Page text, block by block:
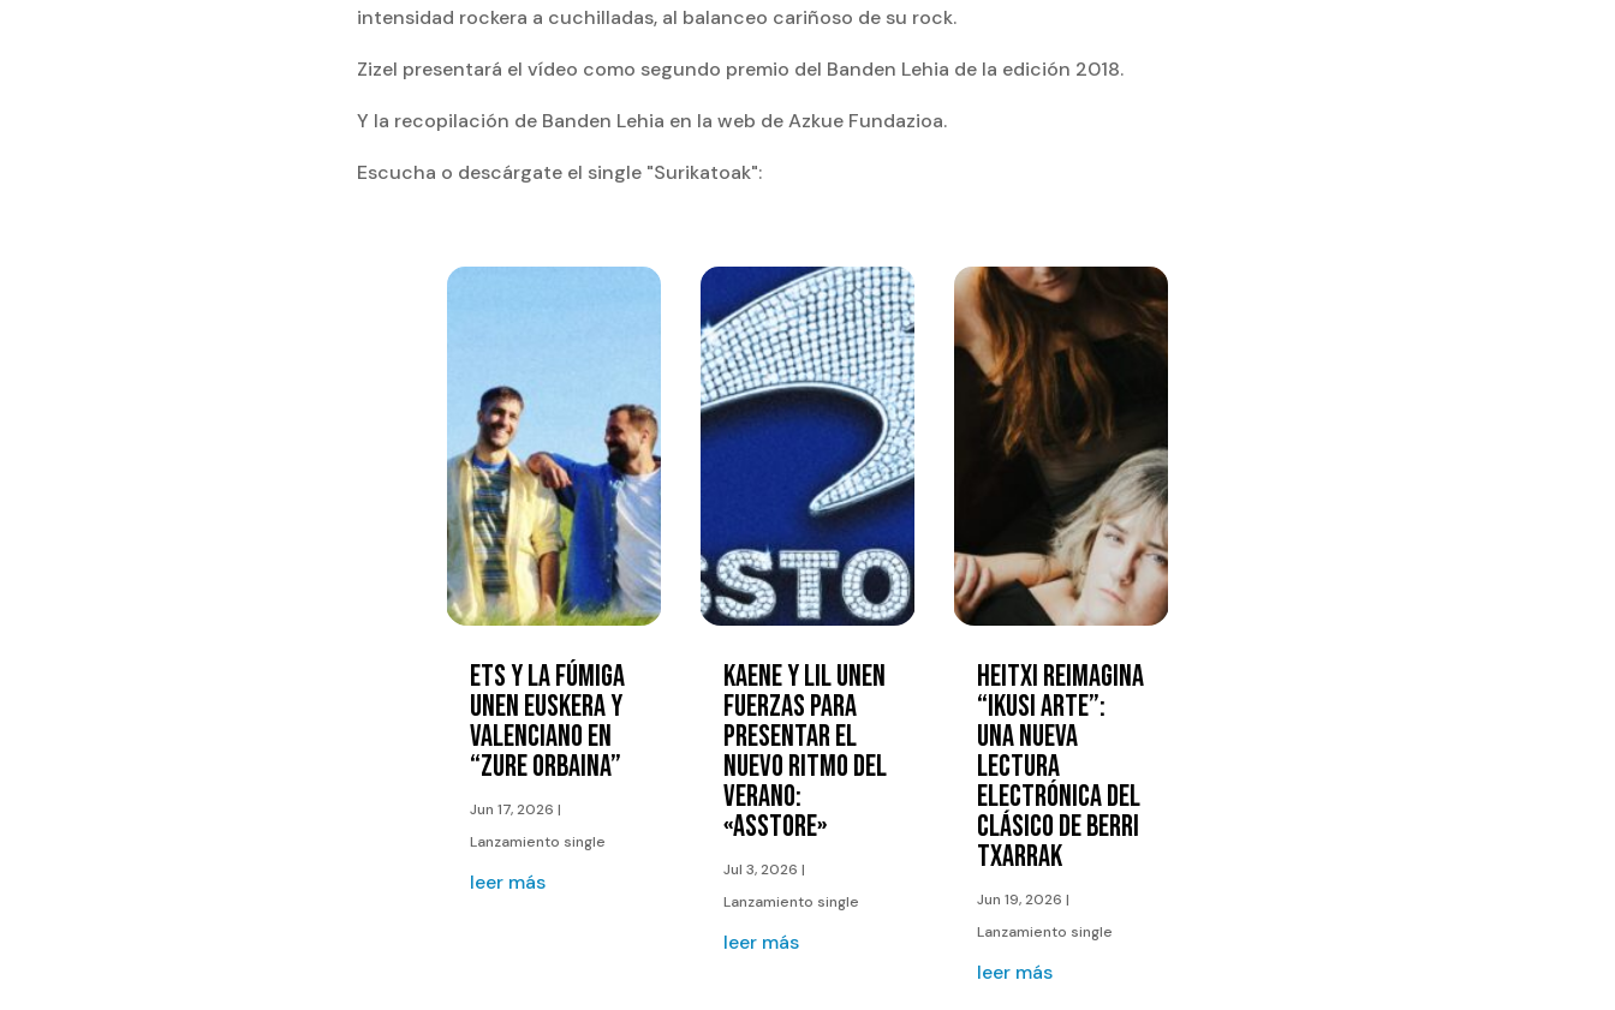
intensidad rockera a cuchilladas, al balanceo cariñoso de su rock.
Zizel presentará el vídeo como segundo premio del Banden Lehia de la edición 2018.
Y la recopilación de Banden Lehia en la web de Azkue Fundazioa.
Escucha o descárgate el single "Surikatoak":
ETS Y LA FÚMIGA
UNEN EUSKERA Y
VALENCIANO EN
“ZURE ORBAINA”
Jun 17, 2026 |
Lanzamiento single
leer más
KAENE Y LIL UNEN
FUERZAS PARA
PRESENTAR EL
NUEVO RITMO DEL
VERANO:
«ASSTORE»
Jul 3, 2026 |
Lanzamiento single
leer más
HEITXI REIMAGINA
“IKUSI ARTE”:
UNA NUEVA
LECTURA
ELECTRÓNICA DEL
CLÁSICO DE BERRI
TXARRAK
Jun 19, 2026 |
Lanzamiento single
leer más